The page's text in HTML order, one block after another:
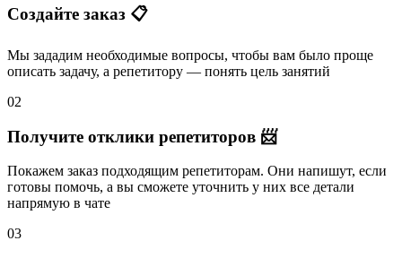
Создайте заказ 📋
Мы зададим необходимые вопросы, чтобы вам было проще
описать задачу, а репетитору — понять цель занятий
02
Получите отклики репетиторов 📨
Покажем заказ подходящим репетиторам. Они напишут, если
готовы помочь, а вы сможете уточнить у них все детали
напрямую в чате
03